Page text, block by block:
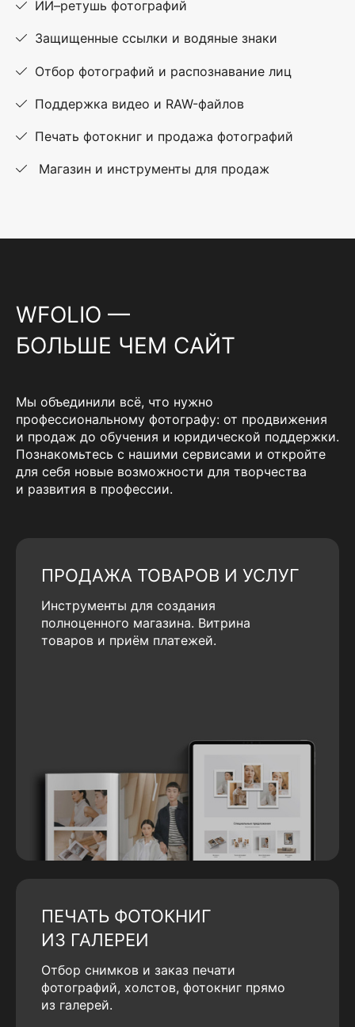
ИИ–ретушь фотографий
Защищенные ссылки и водяные знаки
Отбор фотографий и распознавание лиц
Поддержка видео и RAW-файлов
Печать фотокниг и продажа фотографий
Магазин и инструменты для продаж
WFOLIO —
БОЛЬШЕ ЧЕМ САЙТ
Мы объединили всё, что нужно
профессиональному фотографу: от продвижения
и продаж до обучения и юридической поддержки.
Познакомьтесь с нашими сервисами и откройте
для себя новые возможности для творчества
и развития в профессии.
ПРОДАЖА ТОВАРОВ И УСЛУГ
Инструменты для создания
полноценного магазина. Витрина
товаров и приём платежей.
ПЕЧАТЬ ФОТОКНИГ
ИЗ ГАЛЕРЕИ
Отбор снимков и заказ печати
фотографий, холстов, фотокниг прямо
из галерей.